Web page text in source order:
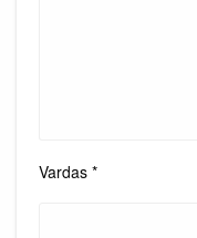
Vardas *